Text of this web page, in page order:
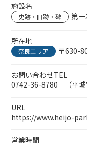
施設名
史跡・旧跡・碑 第一
所在地
奈良エリア 〒630-
お問い合わせTEL
0742-36-8780 （平城
URL
https://www.heijo-
営業時間